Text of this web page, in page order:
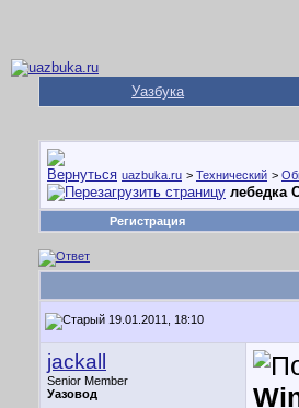
Уазбука
uazbuka.ru > Технический >
лебедка
Регистрация
19.01.2011, 18:10
jackall
Senior Member
Уазовод